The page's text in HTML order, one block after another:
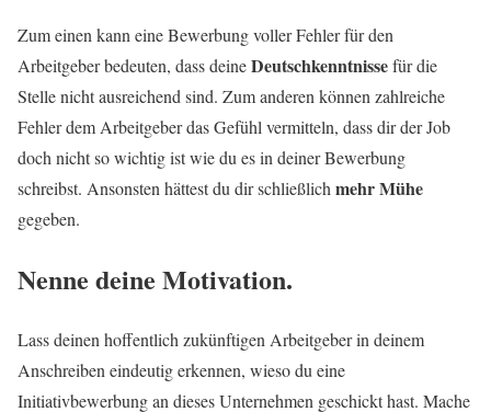
Zum einen kann eine Bewerbung voller Fehler für den
Arbeitgeber bedeuten, dass deineDeutschkenntnissefür die
Stelle nicht ausreichend sind. Zum anderen können zahlreiche
Fehler dem Arbeitgeber das Gefühl vermitteln, dass dir der Job
doch nicht so wichtig ist wie du es in deiner Bewerbung
schreibst. Ansonsten hättest du dir schließlichmehr Mühe
gegeben.
Nenne deine Motivation.
Lass deinen hoffentlich zukünftigen Arbeitgeber in deinem
Anschreiben eindeutig erkennen, wieso du eine
Initiativbewerbung an dieses Unternehmen geschickt hast. Mache